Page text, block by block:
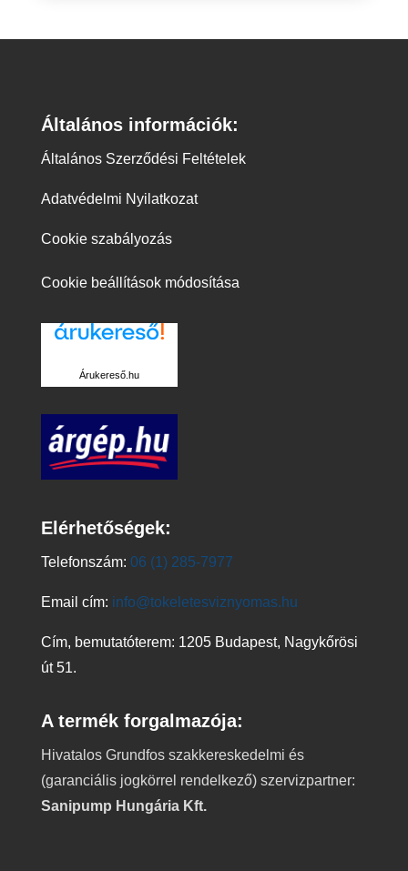
Általános információk:
Általános Szerződési Feltételek
Adatvédelmi Nyilatkozat
Cookie szabályozás
Cookie beállítások módosítása
Árukereső.hu
Elérhetőségek:
Telefonszám: 06 (1) 285-7977
Email cím: info@tokeletesviznyomas.hu
Cím, bemutatóterem: 1205 Budapest, Nagykőrösi
út 51.
A termék forgalmazója:
Hivatalos Grundfos szakkereskedelmi és
(garanciális jogkörrel rendelkező) szervizpartner:
Sanipump Hungária Kft.